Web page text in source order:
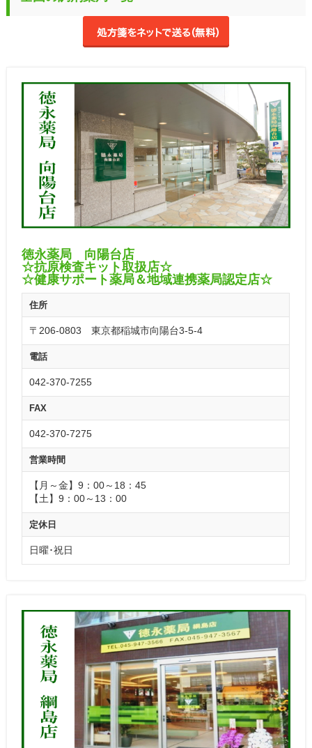
徳永薬局 向陽台店
☆抗原検査キット取扱店☆
☆健康サポート薬局＆地域連携薬局認定店☆
住所
〒206-0803 東京都稲城市向陽台3-5-4
電話
042-370-7255
FAX
042-370-7275
営業時間
【月～金】9：00～18：45
【土】9：00～13：00
定休日
日曜･祝日